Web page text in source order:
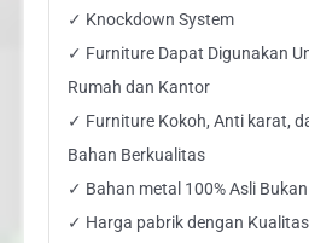
✓ Knockdown System
✓ Furniture Dapat Digunakan
Rumah dan Kantor
✓ Furniture Kokoh, Anti karat,
Bahan Berkualitas
✓ Bahan metal 100% Asli
✓ Harga pabrik dengan